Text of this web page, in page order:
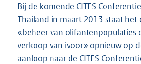
Bij de komende CITES
Thailand in maart 2013 staat het
«beheer van olifantenpopulaties
verkoop van ivoor» opnieuw op
aanloop naar de CITES